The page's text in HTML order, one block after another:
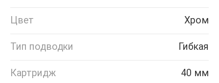
Цвет Хром
Тип подводки Гибкая
Картридж 40 мм